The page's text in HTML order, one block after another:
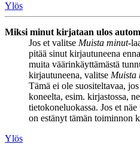
Ylös
Miksi minut kirjataan ulos
Jos et valitse Muista minut-
pitää sinut kirjautuneena
muita väärinkäyttämästä
kirjautuneena, valitse Muista
Tämä ei ole suositeltavaa,
koneelta, esim. kirjastossa,
tietokoneluokassa. Jos et
on estänyt tämän toiminnon
Ylös